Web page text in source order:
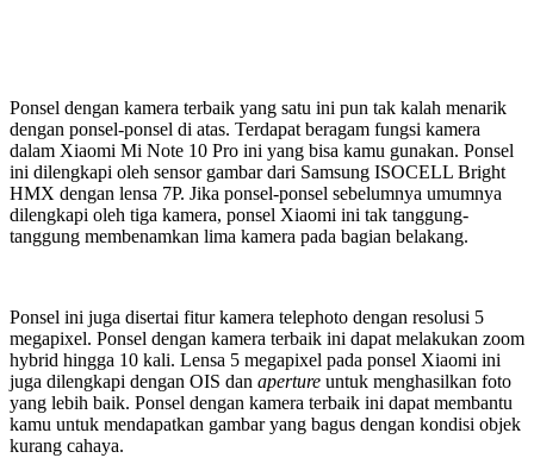
Ponsel dengan kamera terbaik yang satu ini pun tak kalah menarik
dengan ponsel-ponsel di atas. Terdapat beragam fungsi kamera
dalam Xiaomi Mi Note 10 Pro ini yang bisa kamu gunakan. Ponsel
ini dilengkapi oleh sensor gambar dari Samsung ISOCELL Bright
HMX dengan lensa 7P. Jika ponsel-ponsel sebelumnya umumnya
dilengkapi oleh tiga kamera, ponsel Xiaomi ini tak tanggung-
tanggung membenamkan lima kamera pada bagian belakang.
Ponsel ini juga disertai fitur kamera telephoto dengan resolusi 5
megapixel. Ponsel dengan kamera terbaik ini dapat melakukan zoom
hybrid hingga 10 kali. Lensa 5 megapixel pada ponsel Xiaomi ini
juga dilengkapi dengan OIS dan aperture untuk menghasilkan foto
yang lebih baik. Ponsel dengan kamera terbaik ini dapat membantu
kamu untuk mendapatkan gambar yang bagus dengan kondisi objek
kurang cahaya.